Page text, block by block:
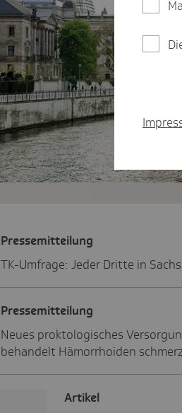
Pres­se­mit­tei­lung
TK-Umfrage: Jeder Dritte in
Pres­se­mit­tei­lung
Neues proktologisches
behandelt Hämorrhoiden
Artikel